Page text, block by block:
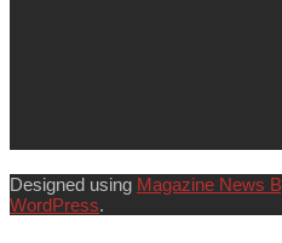
Designed using Magazine News
WordPress.